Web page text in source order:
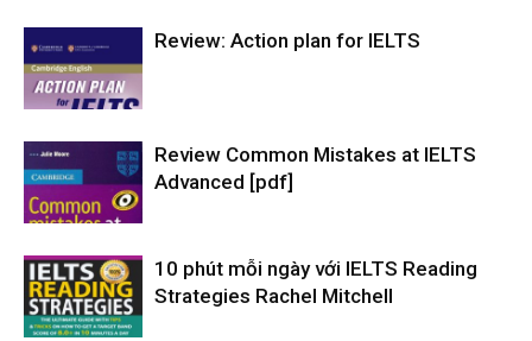
Review: Action plan for IELTS
Review Common Mistakes at IELTS
Advanced [pdf]
10 phút mỗi ngày với IELTS Reading
Strategies Rachel Mitchell